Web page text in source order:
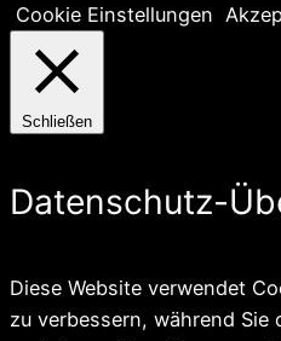
Cookie Einstellungen
Schließen
Datenschutz-
Diese Website verwendet
zu verbessern, während Sie